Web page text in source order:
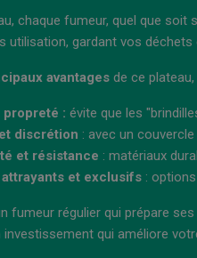
chaque fumeur, quel que soit
utilisation, gardant vos
avantages de ce
propreté : évite que les
discrétion : avec un
et résistance : matériaux
attrayants et exclusifs :
fumeur régulier qui prépare
qui améliore